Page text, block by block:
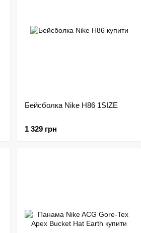
Бейсболка Nike H86 1SIZE
1 329 грн